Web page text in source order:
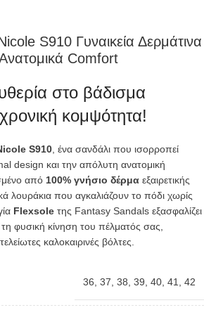
S910 Γυναικεία Δερμάτινα
Comfort
στο βάδισμα
κομψότητα!
S910, ένα σανδάλι που ισορροπεί
design και την απόλυτη ανατομική
από 100% γνήσιο δέρμα εξαιρετικής
λουράκια που αγκαλιάζουν το πόδι χωρίς
Flexsole της Fantasy Sandals εξασφαλίζει
τη φυσική κίνηση του πέλματός σας,
καλοκαιρινές βόλτες.
36, 37, 38, 39, 40, 41, 42